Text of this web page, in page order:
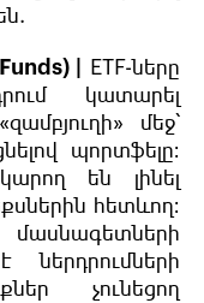
|
ETF-ները
կատարել
մեջ՝
պորտֆելը։
են լինել
հետևող։
չունեցող